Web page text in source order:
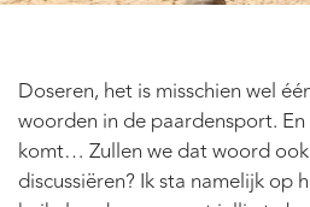
Doseren, het is misschien wel
woorden in de paardensport.
komt… Zullen we dat woord
discussiëren? Ik sta namelijk op